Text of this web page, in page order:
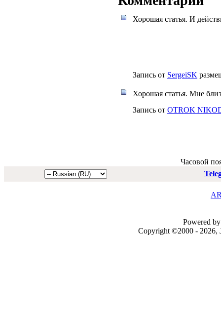
Хорошая статья. И
Запись от SergeiSK
Хорошая статья. Мне
Запись от OTROK
Часовой
Powered
Copyright ©2000 - 2026,